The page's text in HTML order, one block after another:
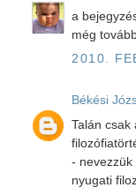
a
még
2010.
Békési
Talán
-
nyugati